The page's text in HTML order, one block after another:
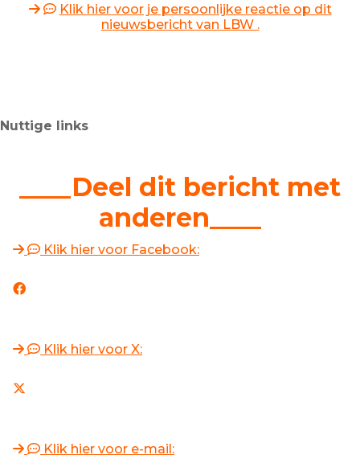
Klik hier voor je persoonlijke reactie op dit
nieuwsbericht van LBW .
Nuttige links
____Deel dit bericht met
anderen____
Klik hier voor Facebook:
Klik hier voor X:
Klik hier voor e-mail: